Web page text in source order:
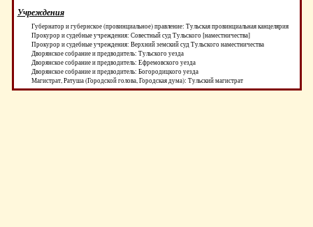
Учреждения
Губернатор и губернское (провинциальное) правление: Тульская провинциальная канцелярия
Прокурор и судебные учреждения: Совестный суд Тульского [наместничества]
Прокурор и судебные учреждения: Верхний земский суд Тульского наместничества
Дворянское собрание и предводитель: Тульского уезда
Дворянское собрание и предводитель: Ефремовского уезда
Дворянское собрание и предводитель: Богородицкого уезда
Магистрат, Ратуша (Городской голова, Городская дума): Тульский магистрат